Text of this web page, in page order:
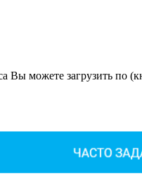
можете загрузить по